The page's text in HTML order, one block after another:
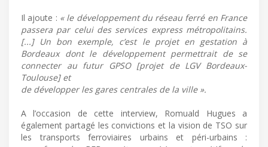
Il ajoute : « le développement du réseau ferré en France
passera par celui des services express métropolitains.
[...] Un bon exemple, c’est le projet en gestation à
Bordeaux dont le développement permettrait de se
connecter au futur GPSO [projet de LGV Bordeaux-
Toulouse] et
de développer les gares centrales de la ville ».
A l’occasion de cette interview, Romuald Hugues a
également partagé les convictions et la vision de TSO sur
les transports ferroviaires urbains et péri-urbains :